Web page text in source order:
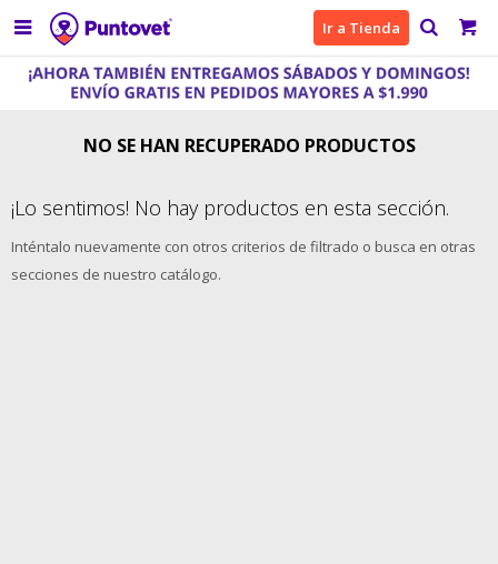
 Ir a Tienda
NO SE HAN RECUPERADO PRODUCTOS
¡Lo sentimos! No hay productos en esta sección.
Inténtalo nuevamente con otros criterios de filtrado o busca en otras
secciones de nuestro catálogo.